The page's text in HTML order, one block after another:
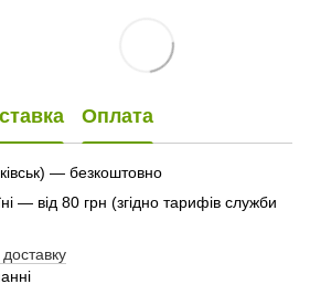
Оплата
— безкоштовно
— від 80 грн (згідно тарифів служби